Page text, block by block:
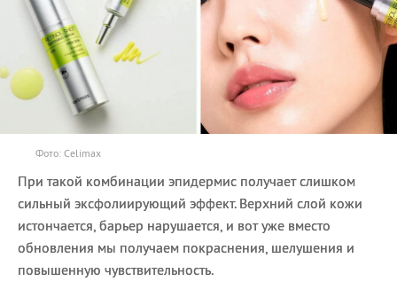
Фото: Celimax
При такой комбинации эпидермис получает слишком
сильный эксфолиирующий эффект. Верхний слой кожи
истончается, барьер нарушается, и вот уже вместо
обновления мы получаем покраснения, шелушения и
повышенную чувствительность.